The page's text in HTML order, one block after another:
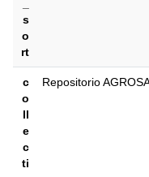
s
o
rt
c
o
ll
e
c
ti
Repositorio